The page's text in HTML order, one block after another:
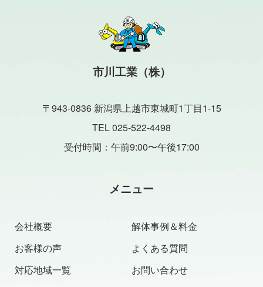
市川工業（株）
〒943-0836 新潟県上越市東城町1丁目1-15
TEL 025-522-4498
受付時間：午前9:00〜午後17:00
メニュー
会社概要
解体事例＆料金
お客様の声
よくある質問
対応地域一覧
お問い合わせ